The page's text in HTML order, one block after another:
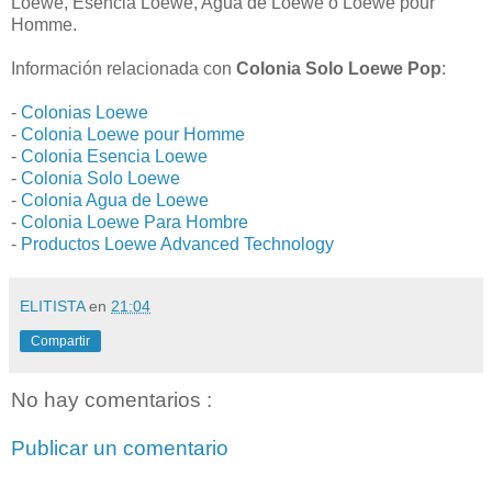
Homme.
Información relacionada con Colonia Solo Loewe Pop:
- Colonias Loewe
- Colonia Loewe pour Homme
- Colonia Esencia Loewe
- Colonia Solo Loewe
- Colonia Agua de Loewe
- Colonia Loewe Para Hombre
- Productos Loewe Advanced Technology
ELITISTAen 21:04
Compartir
No hay comentarios :
Publicar un comentario